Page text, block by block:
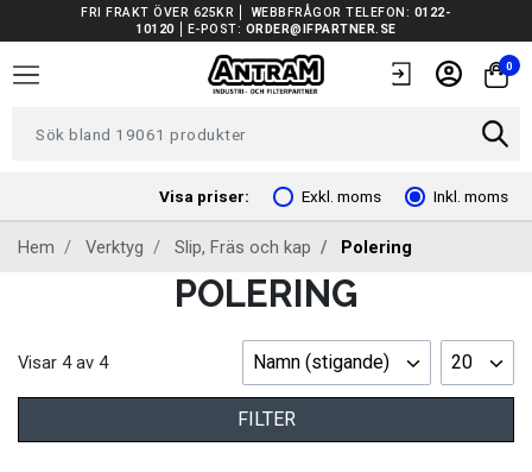
FRI FRAKT ÖVER 625KR WEBBFRÅGOR TELEFON: 0122-
10120
E-POST: ORDER@IFPARTNER.SE
0
Visa priser: Exkl. moms Inkl. moms
TRUCKAR I LAGER
TUNGA FORDON UNIVERSAL
FORDONSVERKTYG EV
ARBETSPLATSUTRUSTNING
FILTER
Hem Verktyg Slip, Fräs och kap Polering
POLERING
Visar 4av 4 Namn (stigande) 20
FILTER